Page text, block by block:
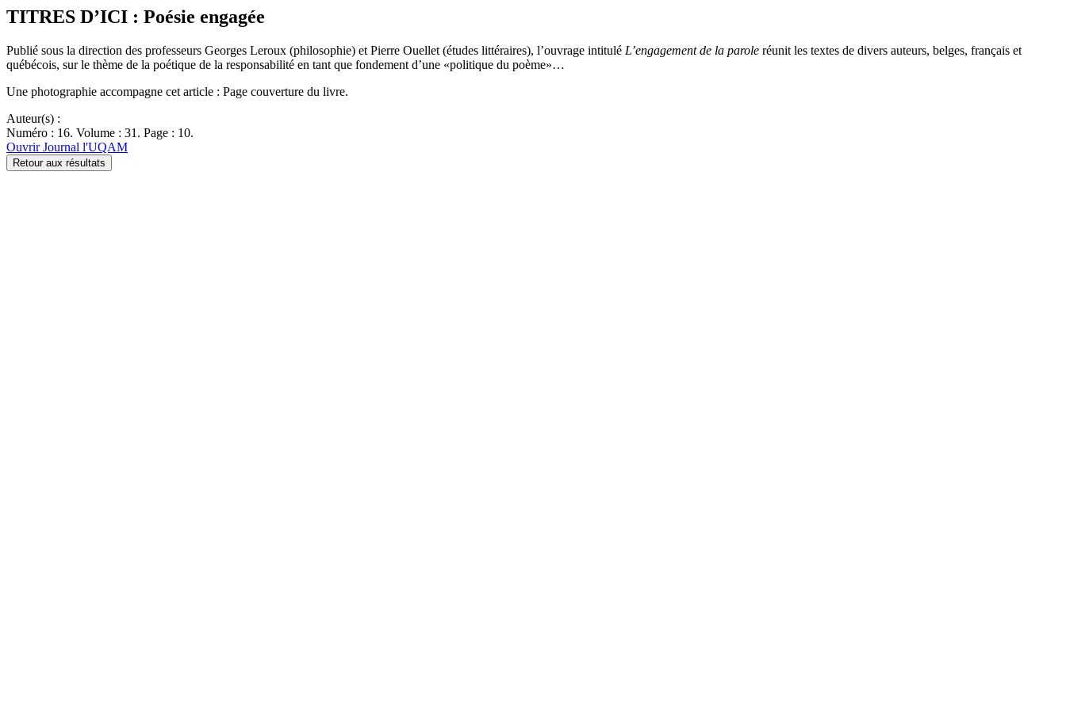
TITRES D’ICI : Poésie engagée
Publié sous la direction des professeurs Georges Leroux (philosophie) et Pierre Ouellet (études littéraires), l’ouvrage intitulé L’engagement de la parole réunit les textes de divers auteurs, belges, français et
québécois, sur le thème de la poétique de la responsabilité en tant que fondement d’une «politique du poème»…
Une photographie accompagne cet article : Page couverture du livre.
Auteur(s) :
Numéro : 16. Volume : 31. Page : 10.
Ouvrir Journal l'UQAM
Retour aux résultats